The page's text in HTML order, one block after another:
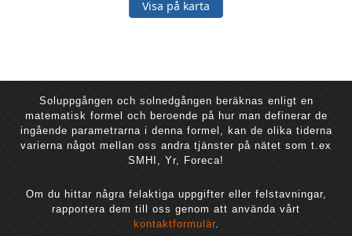
Visa på karta
Soluppgången och solnedgången beräknas enligt en
matematisk formel och beroende på hur man definerar de
ingående parametrarna i denna formel, kan de olika tiderna
varierna något mellan oss andra tjänster på nätet som t.ex
SMHI, Yr, Foreca!
Om du hittar några felaktiga uppgifter eller felstavningar,
rapportera dem till oss genom att använda vårt
kontaktformulär.